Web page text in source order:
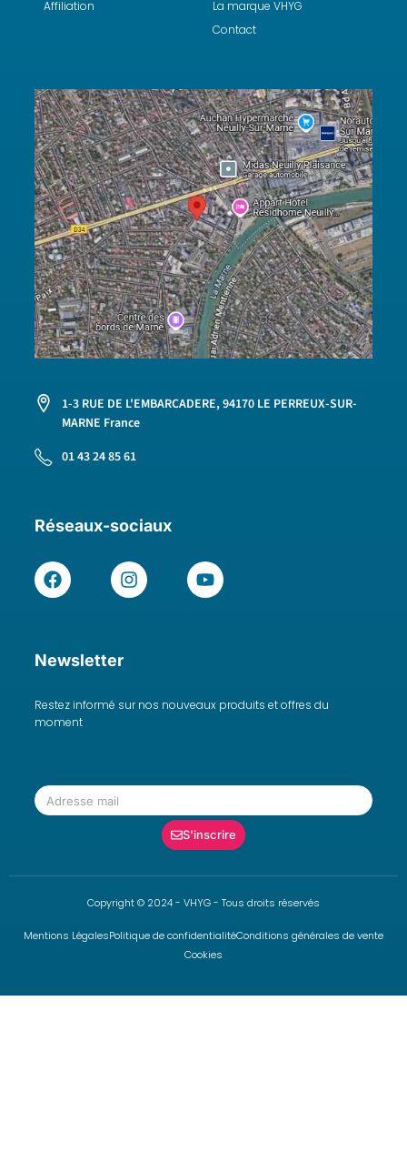
Affiliation
La marque VHYG
Contact
1-3 RUE DE L'EMBARCADERE, 94170 LE PERREUX-SUR-
MARNE France
01 43 24 85 61
Réseaux-sociaux
Newsletter
Restez informé sur nos nouveaux produits et offres du
moment
S'inscrire
Copyright © 2024 - VHYG - Tous droits réservés
Mentions LégalesPolitique de confidentialitéConditions générales de vente
Cookies